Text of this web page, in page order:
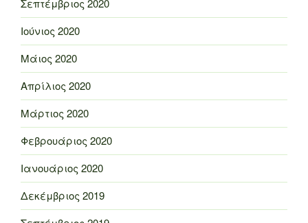
Σεπτέμβριος 2020
Ιούνιος 2020
Μάιος 2020
Απρίλιος 2020
Μάρτιος 2020
Φεβρουάριος 2020
Ιανουάριος 2020
Δεκέμβριος 2019